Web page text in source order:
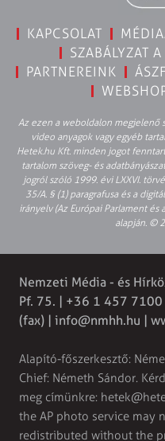
KAPCSOLAT
SZABÁLYZAT
PARTNEREINK
ÁSZF
Az ezen a weboldalon megjelenő
video anyagok vagy egyéb
Hetek.hu Kft. minden jogot
tartalom szöveg- és
jogról szóló 1999. évi LXXVI.
35/A. § (1) paragrafusa és a
irányelv (Az Európai Parlament és
alapján. ©
Nemzeti Média - és
Pf. 75. | +36 1 457
(fax) | info@nmhh.hu |
Alapító-főszerkesztő:
Chief: Németh Sándor.
meg címünkre:
the AP photo service may
redistributed without the